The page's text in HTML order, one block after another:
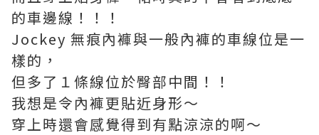
的車邊線！！！
Jockey 無痕內褲與一般內褲的車線位是一
樣的，
但多了１條線位於臀部中間！！
我想是令內褲更貼近身形～
穿上時還會感覺得到有點涼涼的啊～